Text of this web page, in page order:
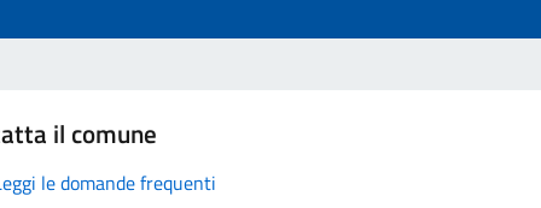
il comune
le domande frequenti